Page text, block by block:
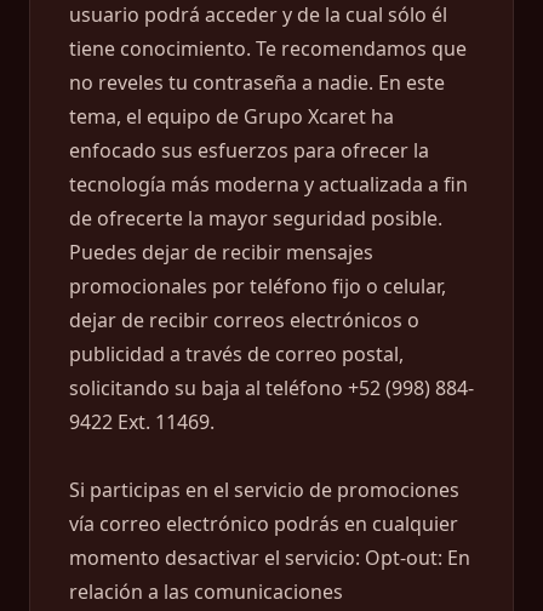
usuario podrá acceder y de la cual sólo él
tiene conocimiento. Te recomendamos que
no reveles tu contraseña a nadie. En este
tema, el equipo de Grupo Xcaret ha
enfocado sus esfuerzos para ofrecer la
tecnología más moderna y actualizada a fin
de ofrecerte la mayor seguridad posible.
Puedes dejar de recibir mensajes
promocionales por teléfono fijo o celular,
dejar de recibir correos electrónicos o
publicidad a través de correo postal,
solicitando su baja al teléfono +52 (998) 884-
9422 Ext. 11469.
Si participas en el servicio de promociones
vía correo electrónico podrás en cualquier
momento desactivar el servicio: Opt-out: En
relación a las comunicaciones